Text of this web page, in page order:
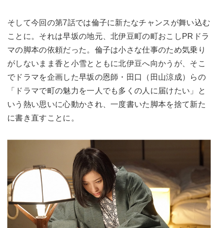
そして今回の第7話では倫子に新たなチャンスが舞い込む
ことに。それは早坂の地元、北伊豆町の町おこしPRドラ
マの脚本の依頼だった。倫子は小さな仕事のため気乗り
がしないまま香と小雪とともに北伊豆へ向かうが、そこ
でドラマを企画した早坂の恩師・田口（田山涼成）らの
「ドラマで町の魅力を一人でも多くの人に届けたい」と
いう熱い思いに心動かされ、一度書いた脚本を捨て新た
に書き直すことに。